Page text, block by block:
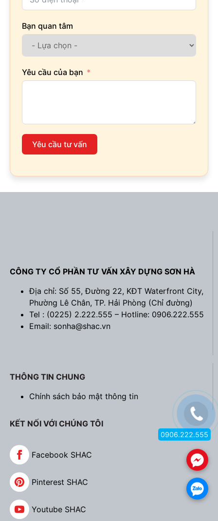
Bạn quan tâm
Yêu cầu của bạn
Yêu cầu tư vấn
CÔNG TY CỔ PHẦN TƯ VẤN XÂY DỰNG SƠN HÀ
Địa chỉ: Số 55, Đường 22, KĐT Waterfront City,
Phường Lê Chân, TP. Hải Phòng (Chỉ đường)
Tel : (0225) 2.222.555 – Hotline: 0906.222.555
Email: sonha@shac.vn
THÔNG TIN CHUNG
Chính sách bảo mật thông tin
KẾT NỐI VỚI CHÚNG TÔI
Facebook SHAC
Pinterest SHAC
Youtube SHAC
.
.
0906.222.555